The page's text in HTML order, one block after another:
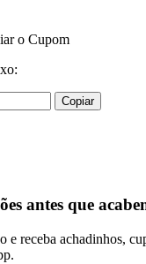
o Cupom
Copiar
antes que
e receba achadinhos,